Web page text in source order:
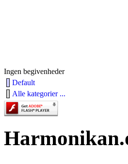
Ingen begivenheder
Default
Alle kategorier ...